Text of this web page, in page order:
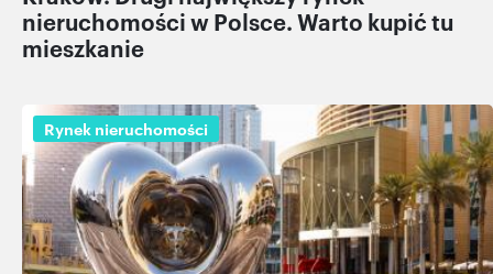
nieruchomości w Polsce. Warto kupić tu
mieszkanie
Rynek nieruchomości